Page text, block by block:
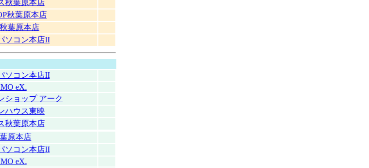
秋葉原本店
秋葉原本店
葉原本店
ソコン本店II
ソコン本店II
eX.
ショップ アーク
ハウス東映
秋葉原本店
原本店
ソコン本店II
eX.